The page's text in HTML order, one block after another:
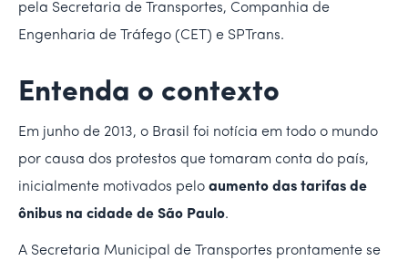
pela Secretaria de Transportes, Companhia de
Engenharia de Tráfego (CET) e SPTrans.
Entenda o contexto
Em junho de 2013, o Brasil foi notícia em todo o mundo
por causa dos protestos que tomaram conta do país,
inicialmente motivados pelo aumento das tarifas de
ônibus na cidade de São Paulo.
A Secretaria Municipal de Transportes prontamente se